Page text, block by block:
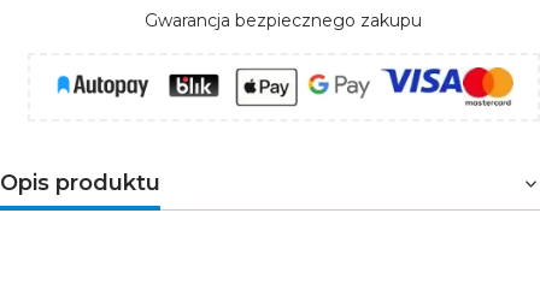
Gwarancja bezpiecznego zakupu
Opis produktu